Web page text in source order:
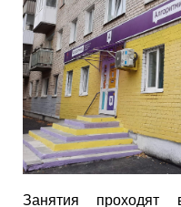
Занятия проходят